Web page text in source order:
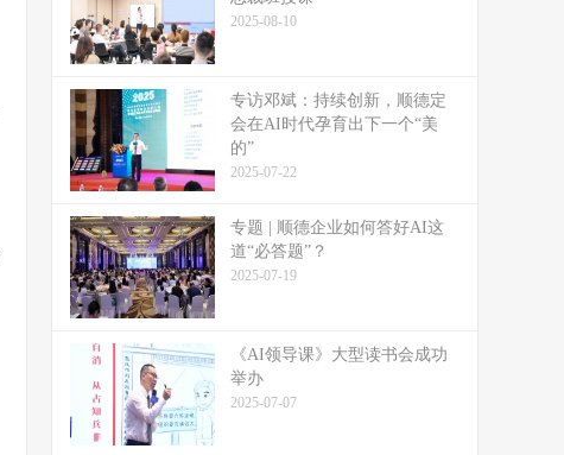
2025-08-10
专访邓斌：持续创新，顺德定
会在AI时代孕育出下一个“美
的”
2025-07-22
专题 | 顺德企业如何答好AI这
道“必答题”？
2025-07-19
《AI领导课》大型读书会成功
举办
2025-07-07